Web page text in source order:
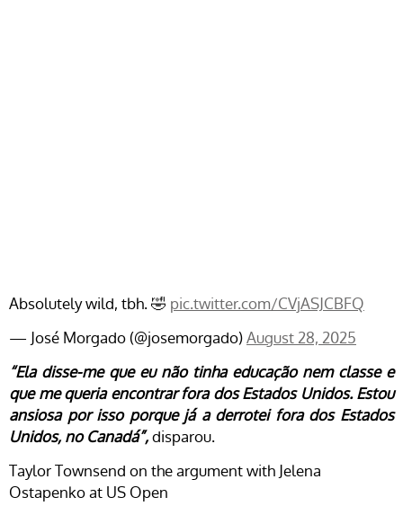
Absolutely wild, tbh. 🤣 pic.twitter.com/CVjASJCBFQ
— José Morgado (@josemorgado)August 28, 2025
“Ela disse-me que eu não tinha educação nem classe e
que me queria encontrar fora dos Estados Unidos. Estou
ansiosa por isso porque já a derrotei fora dos Estados
Unidos, no Canadá”,disparou.
Taylor Townsend on the argument with Jelena
Ostapenko at US Open